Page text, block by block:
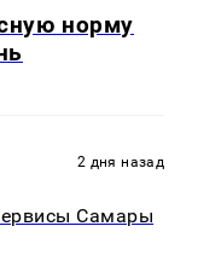
норму
2 дня назад
Самары